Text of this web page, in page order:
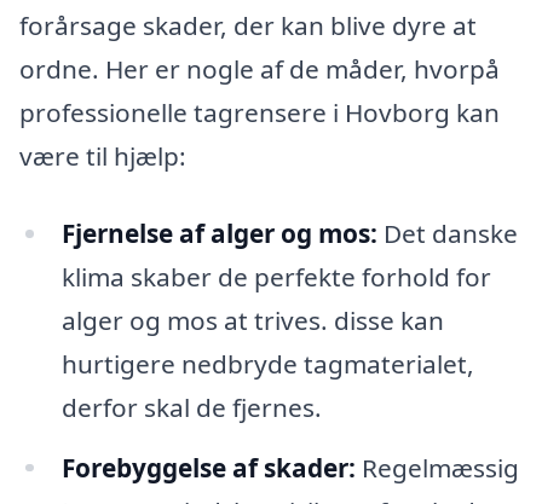
forårsage skader, der kan blive dyre at
ordne. Her er nogle af de måder, hvorpå
professionelle tagrensere i Hovborg kan
være til hjælp:
Fjernelse af alger og mos: Det danske
klima skaber de perfekte forhold for
alger og mos at trives. disse kan
hurtigere nedbryde tagmaterialet,
derfor skal de fjernes.
Forebyggelse af skader: Regelmæssig